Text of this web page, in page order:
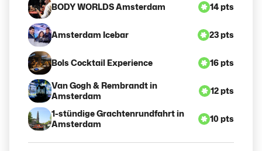
BODY WORLDS Amsterdam 14 pts
Amsterdam Icebar 23 pts
Bols Cocktail Experience 16 pts
Van Gogh & Rembrandt in
Amsterdam
12 pts
1-stündige Grachtenrundfahrt in
Amsterdam
10 pts